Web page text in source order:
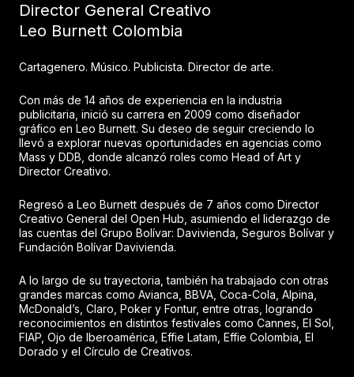
Director General Creativo
Leo Burnett Colombia
Cartagenero. Músico. Publicista. Director de arte.
Con más de 14 años de experiencia en la industria
publicitaria, inició su carrera en 2009 como diseñador
gráfico en Leo Burnett. Su deseo de seguir creciendo lo
llevó a explorar nuevas oportunidades en agencias como
Mass y DDB, donde alcanzó roles como Head of Art y
Director Creativo.
Regresó a Leo Burnett después de 7 años como Director
Creativo General del Open Hub, asumiendo el liderazgo de
las cuentas del Grupo Bolívar: Davivienda, Seguros Bolívar y
Fundación Bolívar Davivienda.
A lo largo de su trayectoria, también ha trabajado con otras
grandes marcas como Avianca, BBVA, Coca-Cola, Alpina,
McDonald’s, Claro, Poker y Fontur, entre otras, logrando
reconocimientos en distintos festivales como Cannes, El Sol,
FIAP, Ojo de Iberoamérica, Effie Latam, Effie Colombia, El
Dorado y el Círculo de Creativos.